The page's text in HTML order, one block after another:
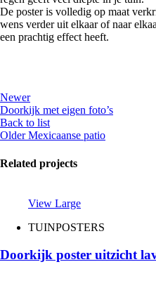
De poster is volledig op maat
wens verder uit elkaar of naar
een prachtig effect heeft.
Newer
Doorkijk met eigen foto’s
Back to list
Older Mexicaanse patio
Related projects
View Large
TUINPOSTERS
Doorkijk poster uitzicht